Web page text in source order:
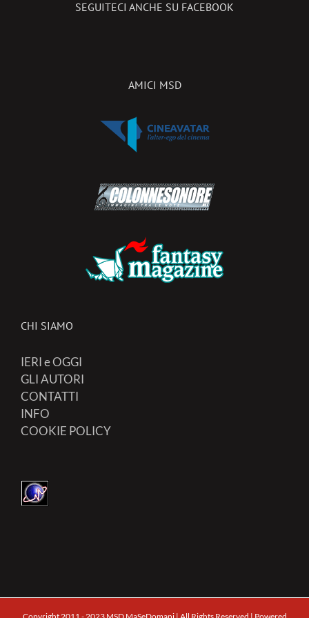
SEGUITECI ANCHE SU FACEBOOK
AMICI MSD
CHI SIAMO
IERI e OGGI
GLI AUTORI
CONTATTI
INFO
COOKIE POLICY